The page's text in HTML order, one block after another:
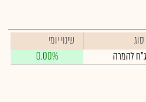
סוג
שינוי יומי
להמרה 0.00%